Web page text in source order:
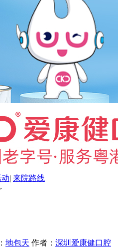
| 来院路线
地包天 作者： 深圳爱康健口腔